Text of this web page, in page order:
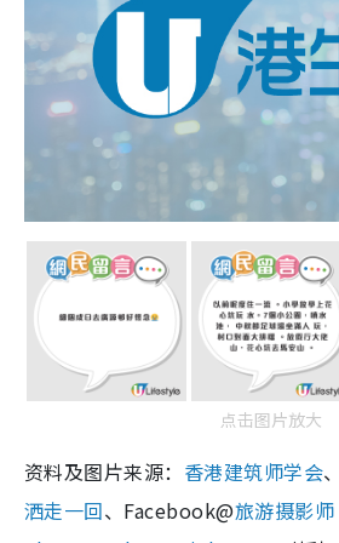
点击图片放大
资料及图片来源： 香港建筑师学会
洒走一回、Facebook@旅游摄影